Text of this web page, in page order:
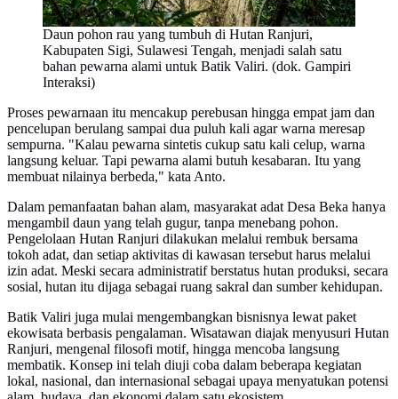
Daun pohon rau yang tumbuh di Hutan Ranjuri,
Kabupaten Sigi, Sulawesi Tengah, menjadi salah satu
bahan pewarna alami untuk Batik Valiri. (dok. Gampiri
Interaksi)
Proses pewarnaan itu mencakup perebusan hingga empat jam dan
pencelupan berulang sampai dua puluh kali agar warna meresap
sempurna. "Kalau pewarna sintetis cukup satu kali celup, warna
langsung keluar. Tapi pewarna alami butuh kesabaran. Itu yang
membuat nilainya berbeda," kata Anto.
Dalam pemanfaatan bahan alam, masyarakat adat Desa Beka hanya
mengambil daun yang telah gugur, tanpa menebang pohon.
Pengelolaan Hutan Ranjuri dilakukan melalui rembuk bersama
tokoh adat, dan setiap aktivitas di kawasan tersebut harus melalui
izin adat. Meski secara administratif berstatus hutan produksi, secara
sosial, hutan itu dijaga sebagai ruang sakral dan sumber kehidupan.
Batik Valiri juga mulai mengembangkan bisnisnya lewat paket
ekowisata berbasis pengalaman. Wisatawan diajak menyusuri Hutan
Ranjuri, mengenal filosofi motif, hingga mencoba langsung
membatik. Konsep ini telah diuji coba dalam beberapa kegiatan
lokal, nasional, dan internasional sebagai upaya menyatukan potensi